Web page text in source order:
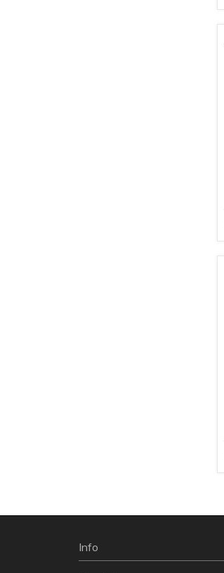
Info